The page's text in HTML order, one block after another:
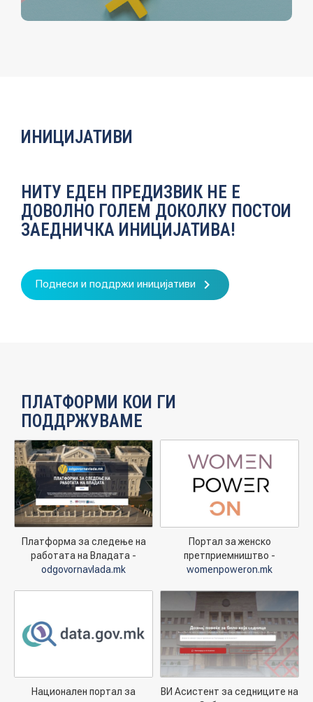
ИНИЦИЈАТИВИ
НИТУ ЕДЕН ПРЕДИЗВИК НЕ Е
ДОВОЛНО ГОЛЕМ ДОКОЛКУ ПОСТОИ
ЗАЕДНИЧКА ИНИЦИЈАТИВА!
Поднеси и поддржи иницијативи keyboard_arrow_right
ПЛАТФОРМИ КОИ ГИ
ПОДДРЖУВАМЕ
Платформа за следење на
работата на Владата -
odgovornavlada.mk
Портал за женско
претприемништво -
womenpoweron.mk
Национален портал за
ВИ Асистент за седниците на